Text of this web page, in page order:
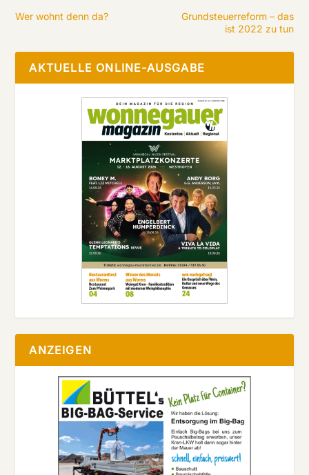
Wer wohnt denn da?
Grundsteuerreform – das
ist 2022 zu tun
AKTUELLE ONLINE-AUSGABE
ANZEIGEN